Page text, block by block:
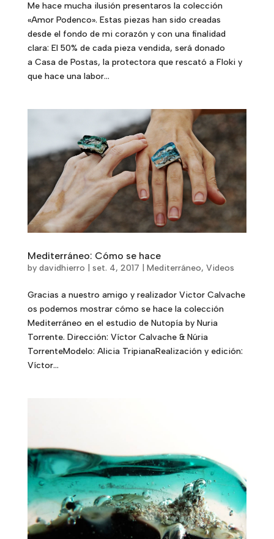
Me hace mucha ilusión presentaros la colección
«Amor Podenco». Estas piezas han sido creadas
desde el fondo de mi corazón y con una finalidad
clara: El 50% de cada pieza vendida, será donado
a Casa de Postas, la protectora que rescató a Floki y
que hace una labor...
Mediterráneo: Cómo se hace
by davidhierro set. 4, 2017 Mediterráneo, Videos
Gracias a nuestro amigo y realizador Victor Calvache
os podemos mostrar cómo se hace la colección
Mediterráneo en el estudio de Nutopía by Nuria
Torrente. Dirección: Víctor Calvache & Núria
TorrenteModelo: Alicia TripianaRealización y edición:
Víctor...